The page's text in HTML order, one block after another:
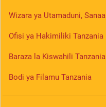
Wizara ya Utamaduni,
Ofisi ya Hakimiliki Tanzania
Baraza la Kiswahili Tanzania
Bodi ya Filamu Tanzania